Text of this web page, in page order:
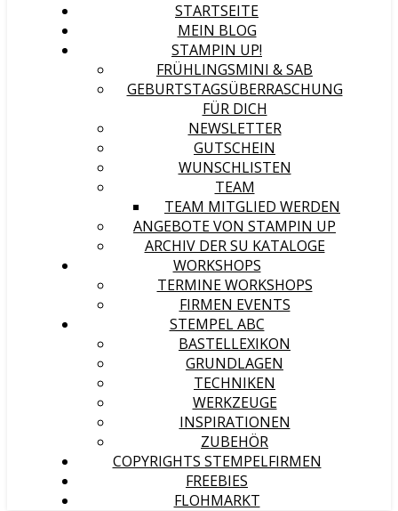
STARTSEITE
MEIN BLOG
STAMPIN UP!
FRÜHLINGSMINI & SAB
GEBURTSTAGSÜBERRASCHUNG
FÜR DICH
NEWSLETTER
GUTSCHEIN
WUNSCHLISTEN
TEAM
TEAM MITGLIED WERDEN
ANGEBOTE VON STAMPIN UP
ARCHIV DER SU KATALOGE
WORKSHOPS
TERMINE WORKSHOPS
FIRMEN EVENTS
STEMPEL ABC
BASTELLEXIKON
GRUNDLAGEN
TECHNIKEN
WERKZEUGE
INSPIRATIONEN
ZUBEHÖR
COPYRIGHTS STEMPELFIRMEN
FREEBIES
FLOHMARKT